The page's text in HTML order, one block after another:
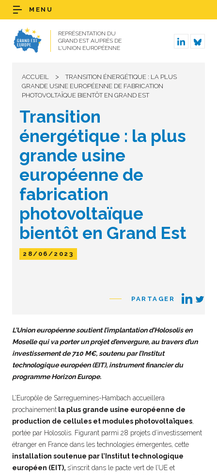
REPRÉSENTATION DU
GRAND EST AUPRÈS DE
L’UNION EUROPÉENNE
MENU
ACCUEIL >
TRANSITION ÉNERGÉTIQUE : LA PLUS
GRANDE USINE EUROPÉENNE DE FABRICATION
PHOTOVOLTAÏQUE BIENTÔT EN GRAND EST
Transition
énergétique : la plus
grande usine
européenne de
fabrication
photovoltaïque
bientôt en Grand Est
28/06/2023
PARTAGER
L’Union européenne soutient l’implantation d’Holosolis en
Moselle qui va porter un projet d’envergure, au travers d’un
investissement de 710 M€, soutenu par l’Institut
technologique européen (EIT), instrument financier du
programme Horizon Europe.
L’Europôle de Sarreguemines-Hambach accueillera
prochainement la plus grande usine européenne de
production de cellules et modules photovoltaïques,
portée par Holosolis. Figurant parmi 28 projets d’investissement
étranger en France dans les technologies émergentes, cette
installation soutenue par l’Institut technologique
européen (EIT), s’inscrit dans le pacte vert de l’UE et